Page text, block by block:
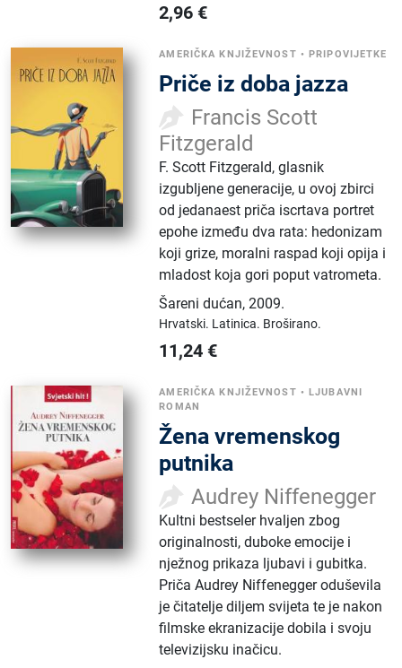
2,96 €
AMERIČKA KNJIŽEVNOST • PRIPOVIJETKE
Priče iz doba jazza
Francis Scott
Fitzgerald
F. Scott Fitzgerald, glasnik
izgubljene generacije, u ovoj zbirci
od jedanaest priča iscrtava portret
epohe između dva rata: hedonizam
koji grize, moralni raspad koji opija i
mladost koja gori poput vatrometa.
Šareni dućan,2009.
Hrvatski. Latinica. Broširano.
11,24 €
AMERIČKA KNJIŽEVNOST • LJUBAVNI
ROMAN
Žena vremenskog
putnika
Audrey Niffenegger
Kultni bestseler hvaljen zbog
originalnosti, duboke emocije i
nježnog prikaza ljubavi i gubitka.
Priča Audrey Niffenegger oduševila
je čitatelje diljem svijeta te je nakon
filmske ekranizacije dobila i svoju
televizijsku inačicu.